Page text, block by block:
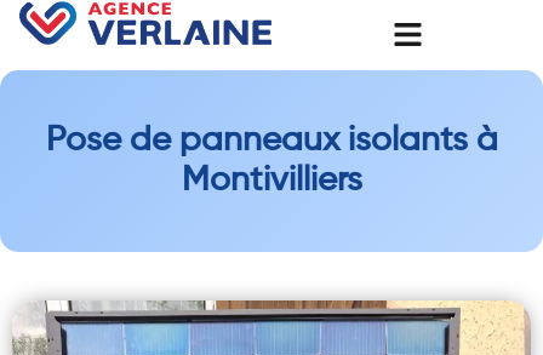
Pose de panneaux isolants à
Montivilliers